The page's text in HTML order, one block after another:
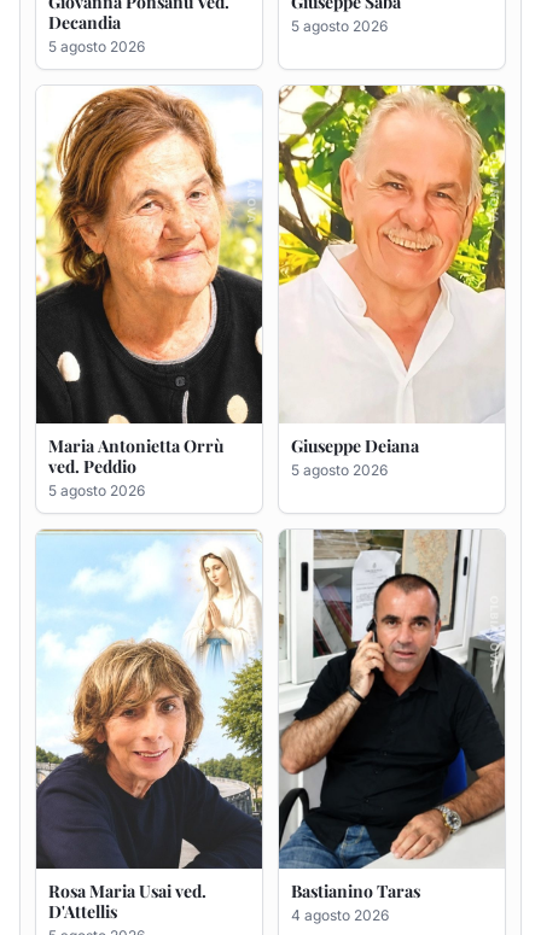
Maria Antonietta Orrù
ved. Peddio
5 agosto 2026
Giuseppe Deiana
5 agosto 2026
Rosa Maria Usai ved.
D'Attellis
5 agosto 2026
Bastianino Taras
4 agosto 2026